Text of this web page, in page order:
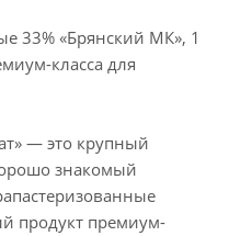
33% «Брянский МК», 1
класса для
— это крупный
знакомый
продукт премиум-